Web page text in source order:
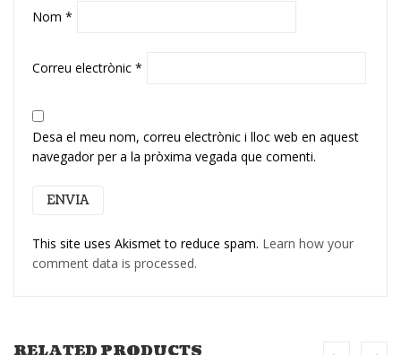
Nom *
Correu electrònic *
Desa el meu nom, correu electrònic i lloc web en aquest
navegador per a la pròxima vegada que comenti.
This site uses Akismet to reduce spam. Learn how your
comment data is processed.
RELATED PRODUCTS